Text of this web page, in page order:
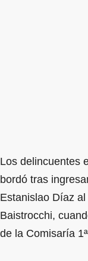
Los delincuentes
bordó tras
Estanislao Díaz
Baistrocchi,
de la Comisaría